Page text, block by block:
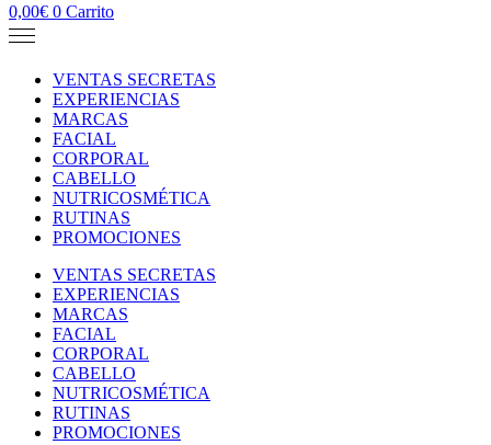
0,00€ 0 Carrito
VENTAS SECRETAS
EXPERIENCIAS
MARCAS
FACIAL
CORPORAL
CABELLO
NUTRICOSMÉTICA
RUTINAS
PROMOCIONES
VENTAS SECRETAS
EXPERIENCIAS
MARCAS
FACIAL
CORPORAL
CABELLO
NUTRICOSMÉTICA
RUTINAS
PROMOCIONES